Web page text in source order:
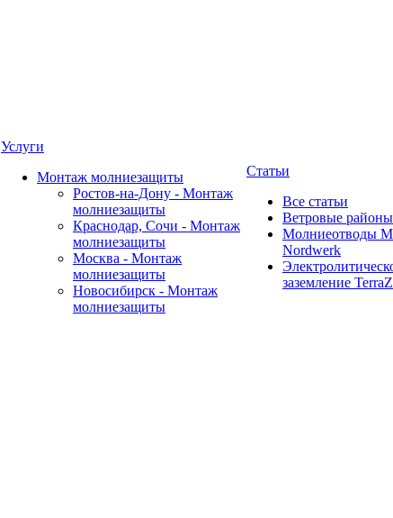
Услуги
Монтаж молниезащиты
Ростов-на-Дону - Монтаж
молниезащиты
Краснодар, Сочи - Монтаж
молниезащиты
Москва - Монтаж
молниезащиты
Новосибирск - Монтаж
молниезащиты
Статьи
Все статьи
Ветровые районы
Молниеотводы
Nordwerk
заземление